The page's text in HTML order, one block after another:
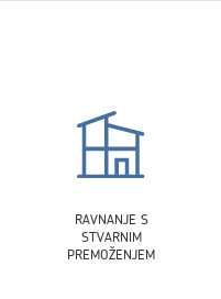
RAVNANJE S
STVARNIM
PREMOŽENJEM